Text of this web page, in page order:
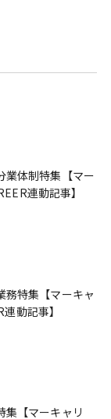
業体制特集【マー
連動記事】
務特集【マーキャ
動記事】
集【マーキャリ